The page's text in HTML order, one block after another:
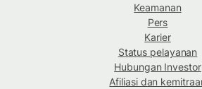
Keamanan
Pers
Karier
Status pelayanan
Hubungan Investor
Afiliasi dan